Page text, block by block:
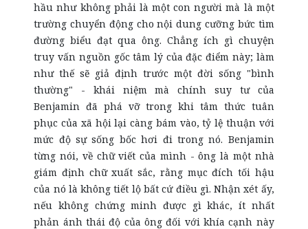
hầu như không phải là một con người mà là một
trường chuyển động cho nội dung cưỡng bức tìm
đường biểu đạt qua ông. Chẳng ích gì chuyện
truy vấn nguồn gốc tâm lý của đặc điểm này; làm
như thế sẽ giả định trước một đời sống "bình
thường" - khái niệm mà chính suy tư của
Benjamin đã phá vỡ trong khi tâm thức tuân
phục của xã hội lại càng bám vào, tỷ lệ thuận với
mức độ sự sống bốc hơi đi trong nó. Benjamin
từng nói, về chữ viết của mình - ông là một nhà
giám định chữ xuất sắc, rằng mục đích tối hậu
của nó là không tiết lộ bất cứ điều gì. Nhận xét ấy,
nếu không chứng minh được gì khác, ít nhất
phản ánh thái độ của ông đối với khía cạnh này